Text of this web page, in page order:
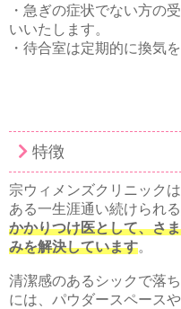
・急ぎの症状でない方の
いいたします。
・待合室は定期的に換気
特徴
宗ウィメンズクリニック
ある一生涯通い続けられ
かかりつけ医として、さ
みを解決しています。
清潔感のあるシックで落
には、パウダースペース